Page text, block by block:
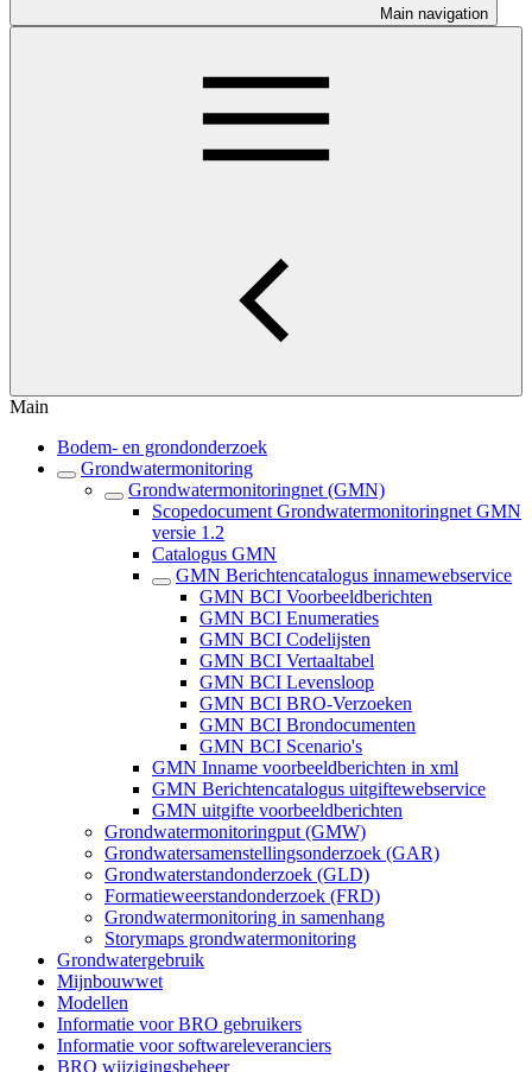
Main navigation
Main
Bodem- en grondonderzoek
Grondwatermonitoring
Grondwatermonitoringnet (GMN)
Scopedocument Grondwatermonitoringnet GMN
versie 1.2
Catalogus GMN
GMN Berichtencatalogus innamewebservice
GMN BCI Voorbeeldberichten
GMN BCI Enumeraties
GMN BCI Codelijsten
GMN BCI Vertaaltabel
GMN BCI Levensloop
GMN BCI BRO-Verzoeken
GMN BCI Brondocumenten
GMN BCI Scenario's
GMN Inname voorbeeldberichten in xml
GMN Berichtencatalogus uitgiftewebservice
GMN uitgifte voorbeeldberichten
Grondwatermonitoringput (GMW)
Grondwatersamenstellingsonderzoek (GAR)
Grondwaterstandonderzoek (GLD)
Formatieweerstandonderzoek (FRD)
Grondwatermonitoring in samenhang
Storymaps grondwatermonitoring
Grondwatergebruik
Mijnbouwwet
Modellen
Informatie voor BRO gebruikers
Informatie voor softwareleveranciers
BRO wijzigingsbeheer